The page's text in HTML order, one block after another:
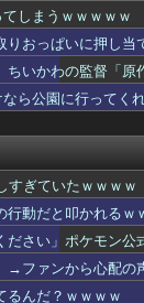
ちゃいけないものを
入禁止に釈明が必
れるイベ...
・・・・
が外で子供を作った
ったんだがｗ...
懲役の判決・・...
、約2億ウォン...
は直接仕送りして...
てしまうｗｗｗｗｗ
りおっぱいに押し当
いかわの監督「原
ら公園に行ってくれ
すぎていたｗｗｗｗ
行動だと叩かれるｗ
さい」ポケモン公
→ファンから心配の
るんだ？ｗｗｗｗ